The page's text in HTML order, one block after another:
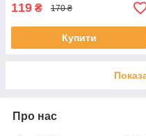
119 ₴ 170 ₴
Купити
Про нас